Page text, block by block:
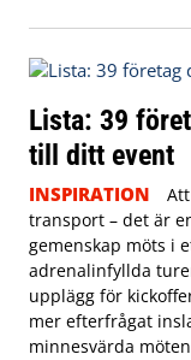
Lista: 39
till ditt event
INSPIRATION
transport – det är
gemenskap möts i
adrenalinfyllda
upplägg för
mer efterfrågat
minnesvärda